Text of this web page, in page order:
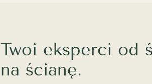
Twoi eksperci od
na ścianę.